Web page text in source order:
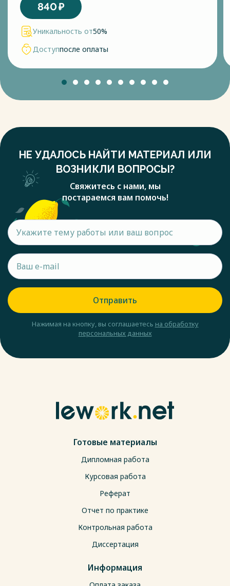
840₽
Уникальность от50%
Доступпосле оплаты
НЕ УДАЛОСЬ НАЙТИ МАТЕРИАЛ ИЛИ
ВОЗНИКЛИ ВОПРОСЫ?
Свяжитесь с нами, мы
постараемся вам помочь!
Отправить
Нажимая на кнопку, вы соглашаетесь на обработку
персональных данных
Готовые материалы
Дипломная работа
Курсовая работа
Реферат
Отчет по практике
Контрольная работа
Диссертация
Информация